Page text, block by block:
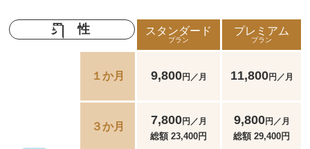
男性 スタンダード
プラン
プレミアム
プラン
１か月 9,800円／月 11,800円／月
３か月 7,800円／月
総額 23,400円
9,800円／月
総額 29,400円